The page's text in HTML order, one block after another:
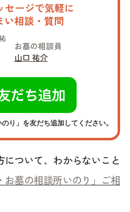
セージで気軽に
い相談・質問
お墓の相談員
山口 祐介
り」を友だち追加してください。
について、わからないこと
お墓の相談所いのり」ご相